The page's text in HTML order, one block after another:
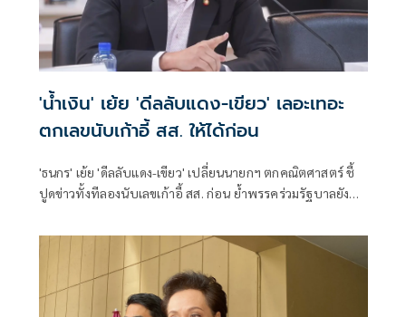
'น้ำเงิน' เย้ย 'ดีลลับแดง-เขียว' เลอะเทอะ
ตกเลขนับเก้าอี้ สส. ให้ได้ก่อน
'ธนกร' เย้ย 'ดีลลับแดง-เขียว' เปลี่ยนนายกฯ ตกคณิตศาสตร์ ชี้
ปูดข่าวทั้งทีลองนับเลขเก้าอี้ สส. ก่อน ย้ำพรรคร่วมรัฐบาลยัง